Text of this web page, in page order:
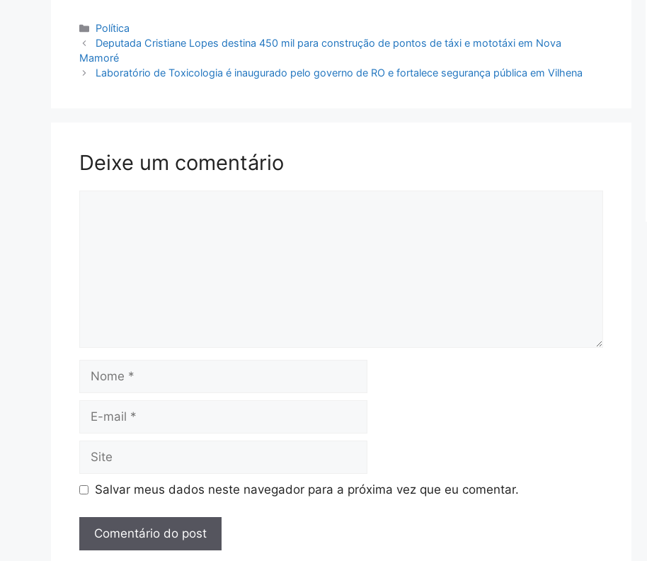
Categorias
Política
Deputada Cristiane Lopes destina 450 mil para construção de pontos de táxi e mototáxi em Nova
Mamoré
Laboratório de Toxicologia é inaugurado pelo governo de RO e fortalece segurança pública em Vilhena
Deixe um comentário
Nome
Site
Salvar meus dados neste navegador para a próxima vez que eu comentar.